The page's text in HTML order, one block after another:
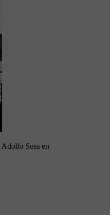
Adolfo Sosa en